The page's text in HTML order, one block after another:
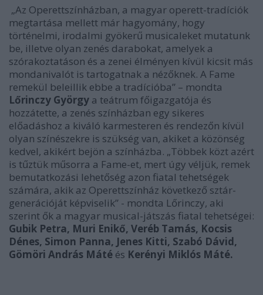
„Az Operettszínházban, a magyar operett-tradíciók
megtartása mellett már hagyomány, hogy
történelmi, irodalmi gyökerű musicaleket mutatunk
be, illetve olyan zenés darabokat, amelyek a
szórakoztatáson és a zenei élményen kívül kicsit más
mondanivalót is tartogatnak a nézőknek. A Fame
remekül beleillik ebbe a tradícióba” – mondta
Lőrinczy György a teátrum főigazgatója és
hozzátette, a zenés színházban egy sikeres
előadáshoz a kiváló karmesteren és rendezőn kívül
olyan színészekre is szükség van, akiket a közönség
kedvel, akikért bejön a színházba. „Többek közt azért
is tűztük műsorra a Fame-et, mert úgy véljük, remek
bemutatkozási lehetőség azon fiatal tehetségek
számára, akik az Operettszínház következő sztár-
generációját képviselik” - mondta Lőrinczy, aki
szerint ők a magyar musical-játszás fiatal tehetségei:
Gubik Petra, Muri Enikő, Veréb Tamás, Kocsis
Dénes, Simon Panna, Jenes Kitti, Szabó Dávid,
Gömöri András Máté és Kerényi Miklós Máté.